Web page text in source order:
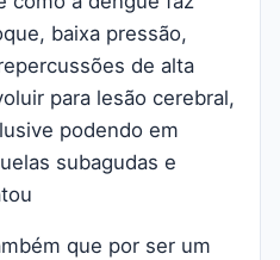
baixa pressão,
de alta
para lesão cerebral,
podendo em
subagudas e
que por ser um